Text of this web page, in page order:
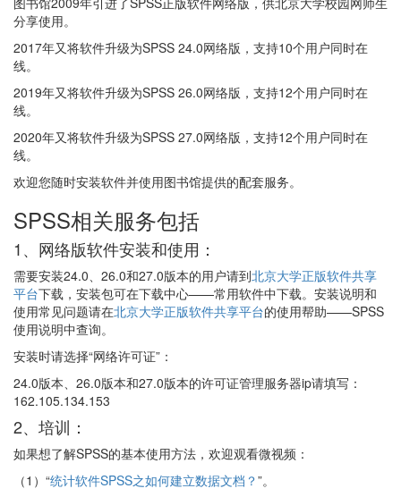
分享使用。
2017年又将软件升级为SPSS 24.0网络版，支持10个用户同时在
线。
2019年又将软件升级为SPSS 26.0网络版，支持12个用户同时在
线。
2020年又将软件升级为SPSS 27.0网络版，支持12个用户同时在
线。
欢迎您随时安装软件并使用图书馆提供的配套服务。
SPSS相关服务包括
1、网络版软件安装和使用：
需要安装24.0、26.0和27.0版本的用户请到北京大学正版软件共享
平台下载，安装包可在下载中心——常用软件中下载。安装说明和
使用常见问题请在北京大学正版软件共享平台的使用帮助——SPSS
使用说明中查询。
安装时请选择“网络许可证”：
24.0版本、26.0版本和27.0版本的许可证管理服务器ip请填写：
162.105.134.153
2、培训：
如果想了解SPSS的基本使用方法，欢迎观看微视频：
（1）“统计软件SPSS之如何建立数据文档？”。